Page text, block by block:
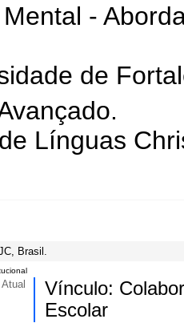
-
de
Línguas
Brasil.
Vínculo:
Escolar